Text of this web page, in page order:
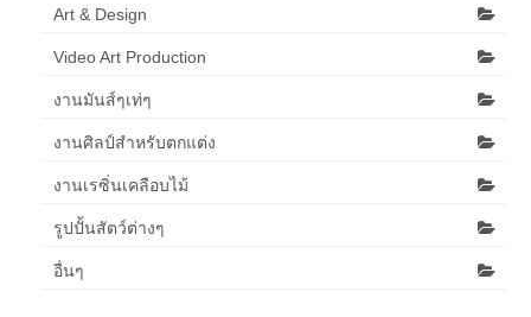
Art & Design
Video Art Production
งานมันส์ๆเท่ๆ
งานศิลป์สำหรับตกแต่ง
งานเรซิ่นเคลือบไม้
รูปปั้นสัตว์ต่างๆ
อื่นๆ